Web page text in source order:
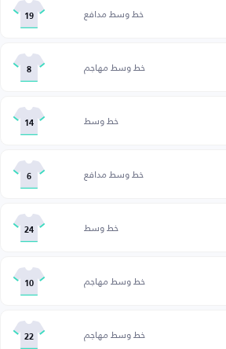
خط وسط مدافع 19
خط وسط مهاجم 8
خط وسط 14
خط وسط مدافع 6
خط وسط 24
خط وسط مهاجم 10
خط وسط مهاجم 22